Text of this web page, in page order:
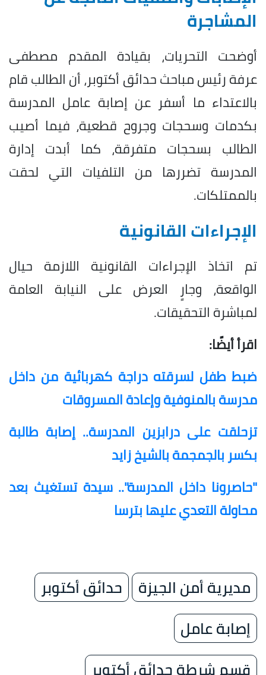
المشاجرة
أوضحت التحريات، بقيادة المقدم مصطفى
عرفة رئيس مباحث حدائق أكتوبر، أن الطالب قام
بالاعتداء ما أسفر عن إصابة عامل المدرسة
بكدمات وسحجات وجروح قطعية، فيما أصيب
الطالب بسحجات متفرقة، كما أبدت إدارة
المدرسة تضررها من التلفيات التي لحقت
بالممتلكات.
الإجراءات القانونية
تم اتخاذ الإجراءات القانونية اللازمة حيال
الواقعة، وجارٍ العرض على النيابة العامة
لمباشرة التحقيقات.
اقرأ أيضًا:
ضبط طفل لسرقته دراجة كهربائية من داخل
مدرسة بالمنوفية وإعادة المسروقات
تزحلقت على درابزين المدرسة.. إصابة طالبة
بكسر بالجمجمة بالشيخ زايد
"حاصرونا داخل المدرسة".. سيدة تستغيث بعد
محاولة التعدي عليها بترسا
مديرية أمن الجيزة
حدائق أكتوبر
إصابة عامل
قسم شرطة حدائق أكتوبر